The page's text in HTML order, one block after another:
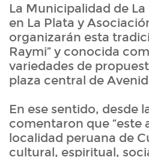
La Municipalidad de
en La Plata y
organizarán esta
Raymi” y conocida
variedades de
plaza central de
En ese sentido, desde
comentaron que
localidad peruana de
cultural, espiritual,